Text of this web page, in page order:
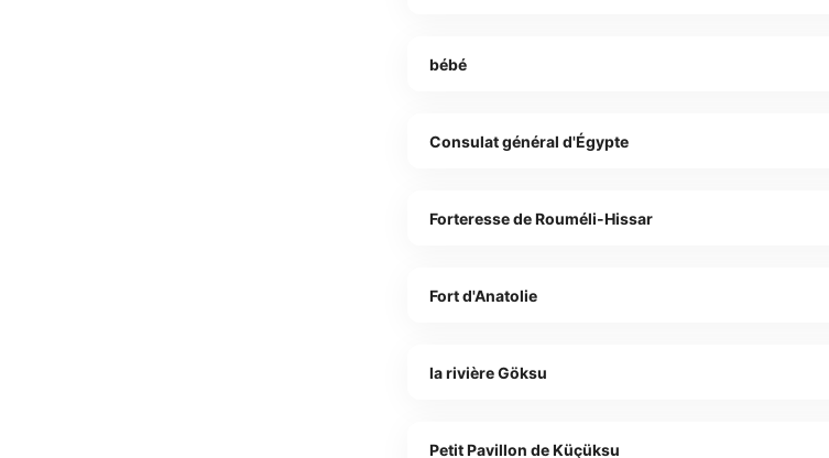
bébé
Consulat général d'Égypte
Forteresse de Rouméli-Hissar
Fort d'Anatolie
la rivière Göksu
Petit Pavillon de Küçüksu